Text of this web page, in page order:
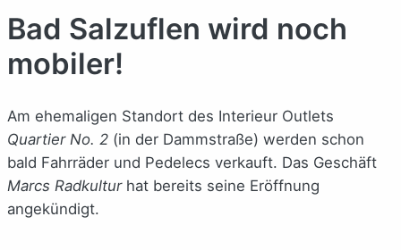
Bad Salzuflen wird noch
mobiler!
Am ehemaligen Standort des Interieur Outlets
Quartier No. 2 (in der Dammstraße) werden schon
bald Fahrräder und Pedelecs verkauft. Das Geschäft
Marcs Radkultur hat bereits seine Eröffnung
angekündigt.